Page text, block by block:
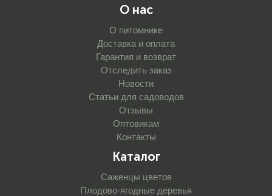
О нас
О питомнике
Доставка и оплата
Гарантия и возврат
Отследить заказ
Новости
Статьи для садоводов
Отзывы
Оптовикам
Контакты
Каталог
Саженцы цветов
Плодово-ягодные деревья